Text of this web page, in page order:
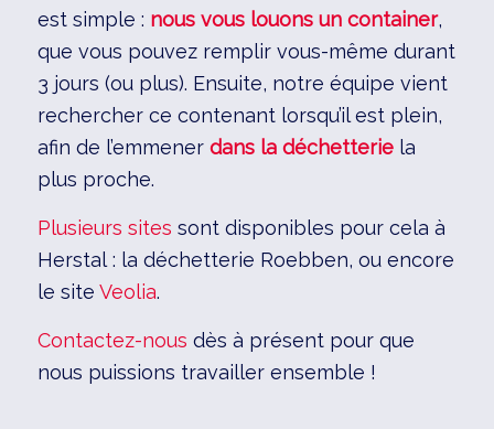
est simple : nous vous louons un container,
que vous pouvez remplir vous-même durant
3 jours (ou plus). Ensuite, notre équipe vient
rechercher ce contenant lorsqu’il est plein,
afin de l’emmener dans la déchetteriela
plus proche.
Plusieurs sites sont disponibles pour cela à
Herstal : la déchetterie Roebben, ou encore
le site Veolia.
Contactez-nous dès à présent pour que
nous puissions travailler ensemble !